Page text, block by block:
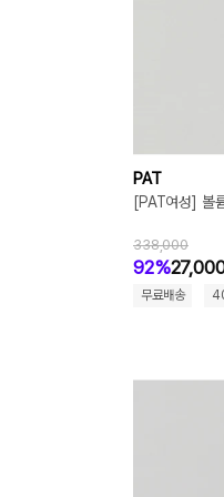
PAT
[PAT여성] 볼
338,000
92%
무료배송